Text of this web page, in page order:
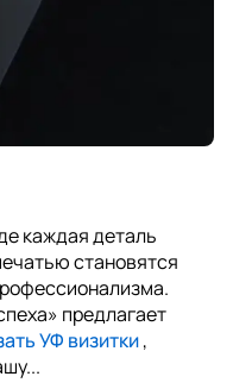
каждая деталь
становятся
предлагает
УФ визитки,